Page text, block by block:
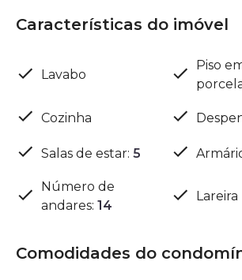
Características do imóvel
Lavabo
Piso
Cozinha
Salas de estar: 5
Número de
andares: 14
Lareira
Comodidades do